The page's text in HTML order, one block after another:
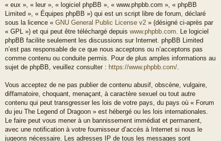
« eux », « leur », « logiciel phpBB », « www.phpbb.com », « phpBB
Limited », « Équipes phpBB ») qui est un script libre de forum, déclaré
sous la licence « GNU General Public License v2 » (désigné ci-après par
« GPL ») et qui peut être téléchargé depuis www.phpbb.com . Le logiciel
phpBB facilite seulement les discussions sur Internet. phpBB Limited
n’est pas responsable de ce que nous acceptons ou n’acceptons pas
comme contenu ou conduite permis. Pour de plus amples informations au
sujet de phpBB, veuillez consulter : https://www.phpbb.com/
Vous acceptez de ne pas publier de contenu abusif, obscène, vulgaire,
diffamatoire, choquant, menaçant, à caractère sexuel ou tout autre
contenu qui peut transgresser les lois de votre pays, du pays où « Forum
du jeu The Legend of Dragoon » est hébergé ou les lois internationales.
Le faire peut vous mener à un bannissement immédiat et permanent,
avec une notification à votre fournisseur d’accès à Internet si nous le
jugeons nécessaire. Les adresses IP de tous les messages sont